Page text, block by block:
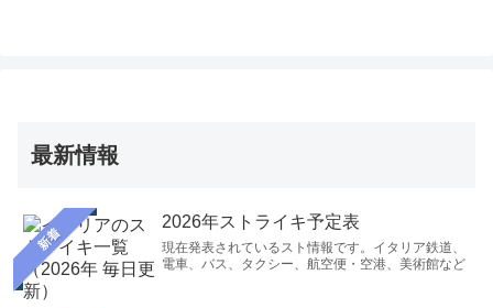
最新情報
新着
2026年ストライキ予定表
現在発表されているスト情報です。イタリア鉄道、
電車、バス、タクシー、航空便・空港、美術館など